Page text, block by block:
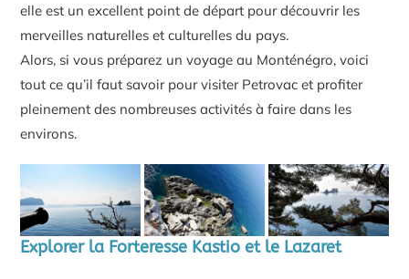
elle est un excellent point de départ pour découvrir les
merveilles naturelles et culturelles du pays.
Alors, si vous préparez un voyage au Monténégro, voici
tout ce qu’il faut savoir pour visiter Petrovac et profiter
pleinement des nombreuses activités à faire dans les
environs.
Explorer la Forteresse Kastio et le Lazaret